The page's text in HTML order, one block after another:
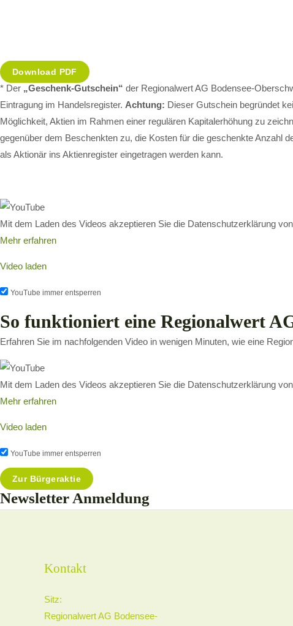
Download PDF
* Der „Geschenk-Gutschein“ der Regionalwert AG Bodensee-
Eintragung im Handelsregister. Achtung: Dieser Gutschein begründet
Möglichkeit, Aktien im Rahmen einer regulären Kapitalerhöhung zu
gegenüber dem Beschenkten zu, die Kosten für die geschenkte Anzahl
als Aktionär ins Aktienregister eingetragen werden kann.
Mit dem Laden des Videos akzeptieren Sie die Datenschutzerklärung
Mehr erfahren
Video laden
YouTube immer entsperren
So funktioniert eine Regionalwert
Erfahren Sie im nachfolgenden Video in wenigen Minuten, wie eine
Mit dem Laden des Videos akzeptieren Sie die Datenschutzerklärung
Mehr erfahren
Video laden
YouTube immer entsperren
Zur Bürgeraktie
Newsletter Anmeldung
Kontakt
Sitz:
Regionalwert AG Bodensee-